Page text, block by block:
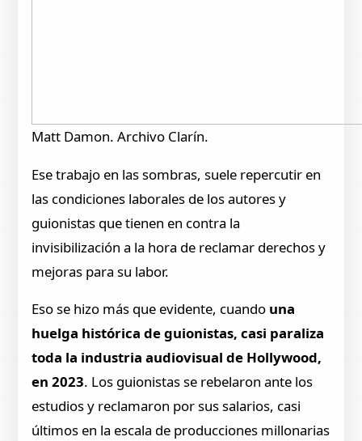
Matt Damon. Archivo Clarín.
Ese trabajo en las sombras, suele repercutir en
las condiciones laborales de los autores y
guionistas que tienen en contra la
invisibilización a la hora de reclamar derechos y
mejoras para su labor.
Eso se hizo más que evidente, cuando una
huelga histórica de guionistas, casi paraliza
toda la industria audiovisual de Hollywood,
en 2023. Los guionistas se rebelaron ante los
estudios y reclamaron por sus salarios, casi
últimos en la escala de producciones millonarias